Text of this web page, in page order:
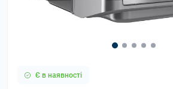
Є в наявності